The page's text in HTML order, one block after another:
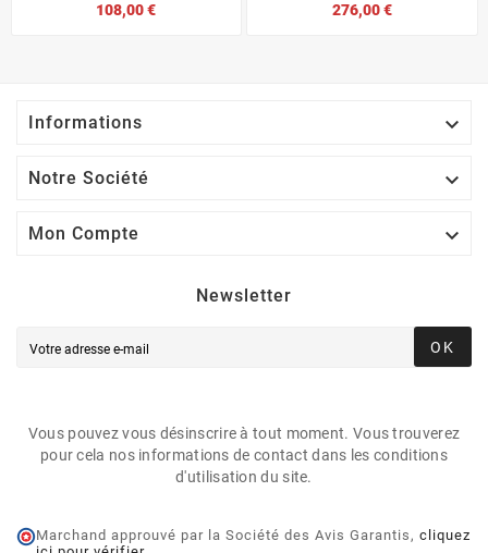
108,00 €
276,00 €
Informations 
Notre Société 
Mon Compte 
Newsletter
OK
Vous pouvez vous désinscrire à tout moment. Vous trouverez
pour cela nos informations de contact dans les conditions
d'utilisation du site.
Marchand approuvé par la Société des Avis Garantis, cliquez